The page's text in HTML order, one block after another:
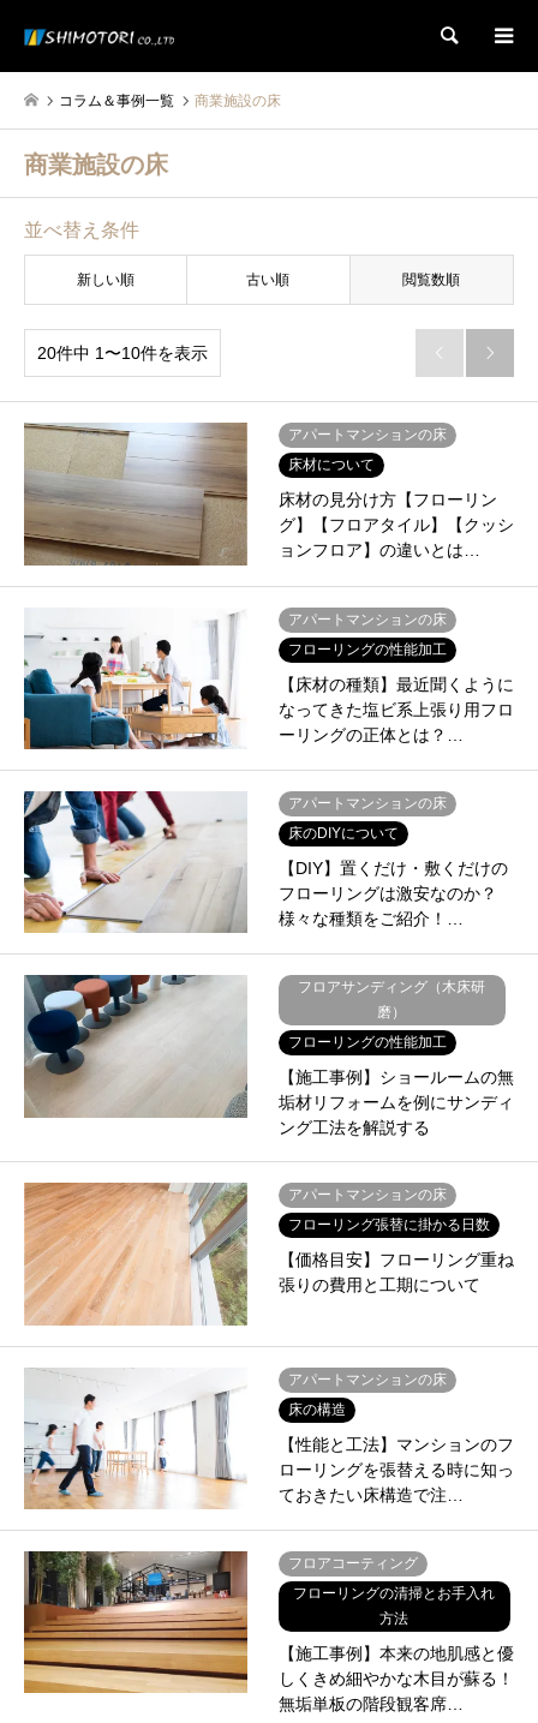
検索
コラム＆事例一覧 商業施設の床
商業施設の床
並べ替え条件
新しい順 古い順 閲覧数順
20件中 1〜10件を表示  
アパートマンションの床
床材について
床材の見分け方【フローリン
グ】【フロアタイル】【クッシ
ョンフロア】の違いとは…
アパートマンションの床
フローリングの性能加工
【床材の種類】最近聞くように
なってきた塩ビ系上張り用フロ
ーリングの正体とは？…
アパートマンションの床
床のDIYについて
【DIY】置くだけ・敷くだけの
フローリングは激安なのか？
様々な種類をご紹介！…
フロアサンディング（木床研
磨）
フローリングの性能加工
【施工事例】ショールームの無
垢材リフォームを例にサンディ
ング工法を解説する
アパートマンションの床
フローリング張替に掛かる日数
【価格目安】フローリング重ね
張りの費用と工期について
アパートマンションの床
床の構造
【性能と工法】マンションのフ
ローリングを張替える時に知っ
ておきたい床構造で注…
フロアコーティング
フローリングの清掃とお手入れ
方法
【施工事例】本来の地肌感と優
しくきめ細やかな木目が蘇る！
無垢単板の階段観客席…